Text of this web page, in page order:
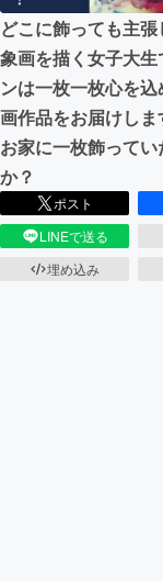
まちづ
CAMPFIRE
どこに飾っても主
象画を描く女子大
ンは一枚一枚心を
画作品をお届けし
お家に一枚飾って
か？
ポスト
LINEで送る
埋め込み